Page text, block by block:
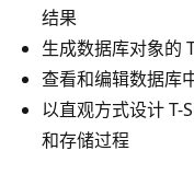
结果
生成数据库对象的
查看和编辑数据库
以直观方式设计 T-
和存储过程